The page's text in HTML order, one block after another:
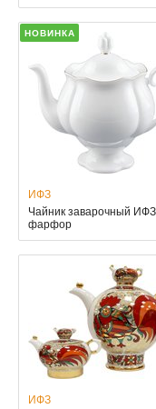
НОВИНКА
ИФЗ
Чайник заварочный
фарфор
ИФЗ